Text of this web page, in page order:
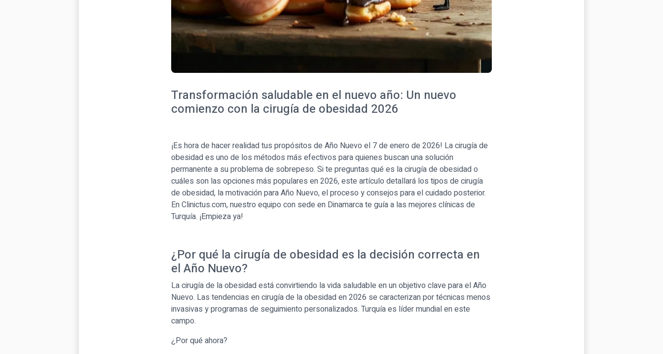
Transformación saludable en el nuevo año: Un nuevo
comienzo con la cirugía de obesidad 2026
¡Es hora de hacer realidad tus propósitos de Año Nuevo el 7 de enero de 2026! La cirugía de
obesidad es uno de los métodos más efectivos para quienes buscan una solución
permanente a su problema de sobrepeso. Si te preguntas qué es la cirugía de obesidad o
cuáles son las opciones más populares en 2026, este artículo detallará los tipos de cirugía
de obesidad, la motivación para Año Nuevo, el proceso y consejos para el cuidado posterior.
En Clinictus.com, nuestro equipo con sede en Dinamarca te guía a las mejores clínicas de
Turquía. ¡Empieza ya!
¿Por qué la cirugía de obesidad es la decisión correcta en
el Año Nuevo?
La cirugía de la obesidad está convirtiendo la vida saludable en un objetivo clave para el Año
Nuevo. Las tendencias en cirugía de la obesidad en 2026 se caracterizan por técnicas menos
invasivas y programas de seguimiento personalizados. Turquía es líder mundial en este
campo.
¿Por qué ahora?